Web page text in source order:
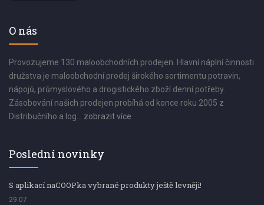
O nás
Provozujeme 130 maloobchodních prodejen. Hlavní náplní činnosti
družstva je maloobchodní prodej širokého sortimentu potravin,
nápojů, průmyslového a drogistického zboží denní potřeby.
Zásobování našich prodejen probíhá od konce roku 2005 z
Distribučního a log... zobrazit více
Poslední novinky
S aplikací naCOOPka vybrané produkty ještě levněji!
29.07